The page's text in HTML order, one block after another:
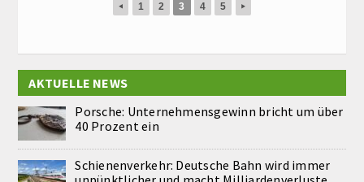
◂ 1 2 3 4 5 ▸
AKTUELLE NEWS
Porsche: Unternehmensgewinn bricht um über
40 Prozent ein
Schienenverkehr: Deutsche Bahn wird immer